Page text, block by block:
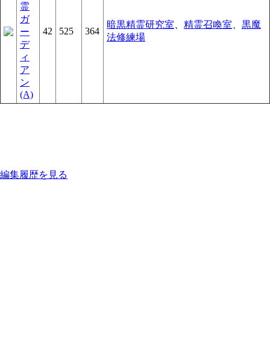
霊
ガ
ー
デ
ィ
ア
ン
(A)
42 525 364
暗黒精霊研究室 精霊召喚室
黒魔
法修練場
編集履歴を見る